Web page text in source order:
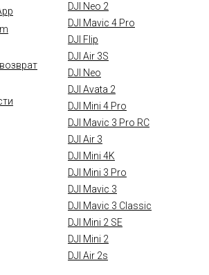
DJI Neo 2
DJI Mavic 4 Pro
DJI Flip
DJI Air 3S
DJI Neo
DJI Avata 2
DJI Mini 4 Pro
DJI Mavic 3 Pro RC
DJI Air 3
DJI Mini 4K
DJI Mini 3 Pro
DJI Mavic 3
DJI Mavic 3 Classic
DJI Mini 2 SE
DJI Mini 2
DJI Air 2s